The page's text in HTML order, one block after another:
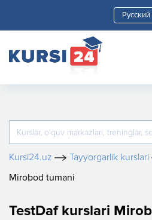
Kursi24.uz Tayyorgarlik kurslari
Mirobod tumani
TestDaf kurslari